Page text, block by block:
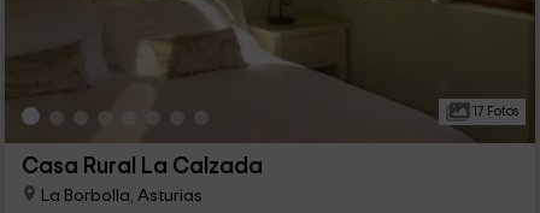
17 Fotos
Casa Rural La Calzada
La Borbolla, Asturias